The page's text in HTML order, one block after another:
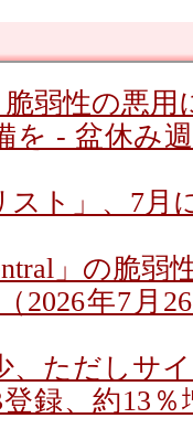
弱性の悪用
を - 盆休み
ト」、7月
」の脆弱
2026年7月
、ただしサ
録、約13％